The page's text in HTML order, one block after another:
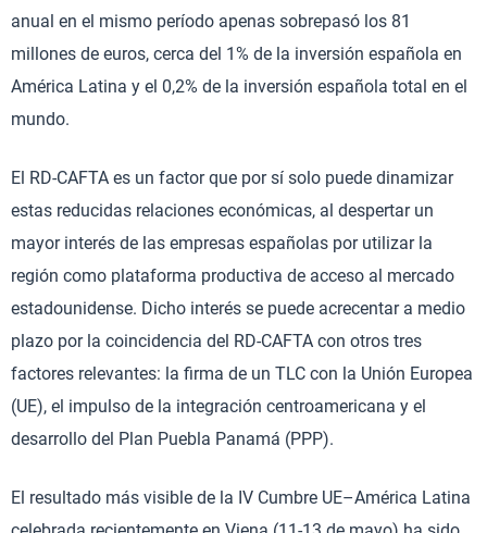
anual en el mismo período apenas sobrepasó los 81
millones de euros, cerca del 1% de la inversión española en
América Latina y el 0,2% de la inversión española total en el
mundo.
El RD-CAFTA es un factor que por sí solo puede dinamizar
estas reducidas relaciones económicas, al despertar un
mayor interés de las empresas españolas por utilizar la
región como plataforma productiva de acceso al mercado
estadounidense. Dicho interés se puede acrecentar a medio
plazo por la coincidencia del RD-CAFTA con otros tres
factores relevantes: la firma de un TLC con la Unión Europea
(UE), el impulso de la integración centroamericana y el
desarrollo del Plan Puebla Panamá (PPP).
El resultado más visible de la IV Cumbre UE–América Latina